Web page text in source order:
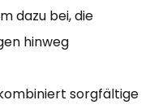
dazu bei, die
hinweg
sorgfältige